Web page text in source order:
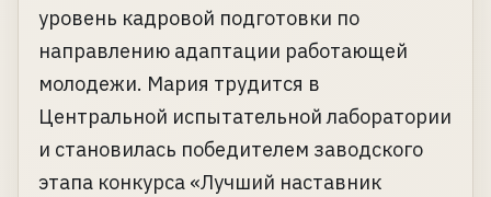
уровень кадровой подготовки по
направлению адаптации работающей
молодежи. Мария трудится в
Центральной испытательной лаборатории
и становилась победителем заводского
этапа конкурса «Лучший наставник